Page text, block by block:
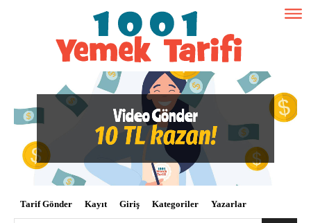
Tarif Gönder Kayıt Giriş Kategoriler Yazarlar